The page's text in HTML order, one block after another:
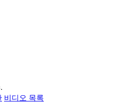
비디오 목록